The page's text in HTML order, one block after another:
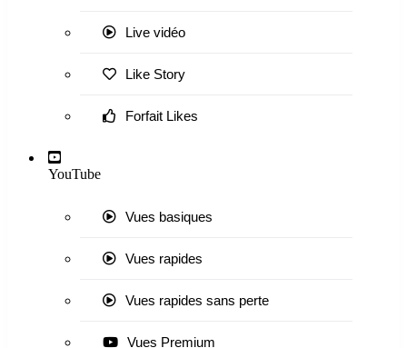
Live vidéo
Like Story
Forfait Likes
YouTube
Vues basiques
Vues rapides
Vues rapides sans perte
Vues Premium